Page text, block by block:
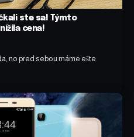
ste sa! Týmto
cena!
no pred sebou máme ešte